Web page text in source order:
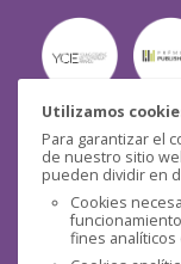
Utilizamos
Para garantizar el
de nuestro sitio
pueden dividir en
Cookies
fines